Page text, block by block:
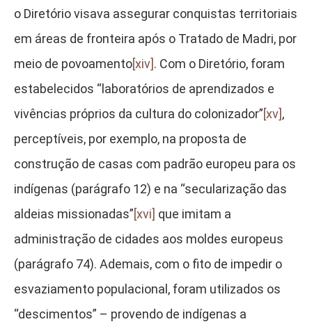
o Diretório visava assegurar conquistas territoriais
em áreas de fronteira após o Tratado de Madri, por
meio de povoamento[xiv]. Com o Diretório, foram
estabelecidos “laboratórios de aprendizados e
vivências próprios da cultura do colonizador”[xv],
perceptíveis, por exemplo, na proposta de
construção de casas com padrão europeu para os
indígenas (parágrafo 12) e na “secularização das
aldeias missionadas”[xvi] que imitam a
administração de cidades aos moldes europeus
(parágrafo 74). Ademais, com o fito de impedir o
esvaziamento populacional, foram utilizados os
“descimentos” – provendo de indígenas a